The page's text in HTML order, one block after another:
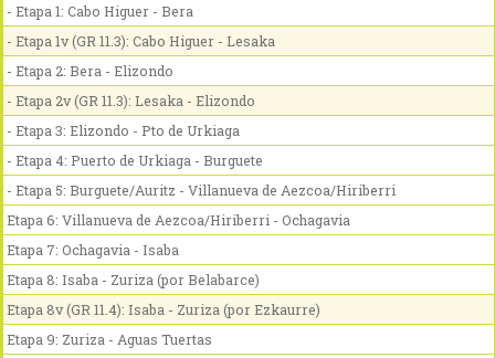
- Etapa 1: Cabo Higuer - Bera
- Etapa 1v (GR 11.3): Cabo Higuer - Lesaka
- Etapa 2: Bera - Elizondo
- Etapa 2v (GR 11.3): Lesaka - Elizondo
- Etapa 3: Elizondo - Pto de Urkiaga
- Etapa 4: Puerto de Urkiaga - Burguete
- Etapa 5: Burguete/Auritz - Villanueva de Aezcoa/Hiriberri
Etapa 6: Villanueva de Aezcoa/Hiriberri - Ochagavia
Etapa 7: Ochagavia - Isaba
Etapa 8: Isaba - Zuriza (por Belabarce)
Etapa 8v (GR 11.4): Isaba - Zuriza (por Ezkaurre)
Etapa 9: Zuriza - Aguas Tuertas